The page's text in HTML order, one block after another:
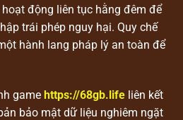
động liên tục hằng đêm để
trái phép nguy hại. Quy chế
hành lang pháp lý an toàn để
game https://68gb.life liên kết
bảo mật dữ liệu nghiêm ngặt